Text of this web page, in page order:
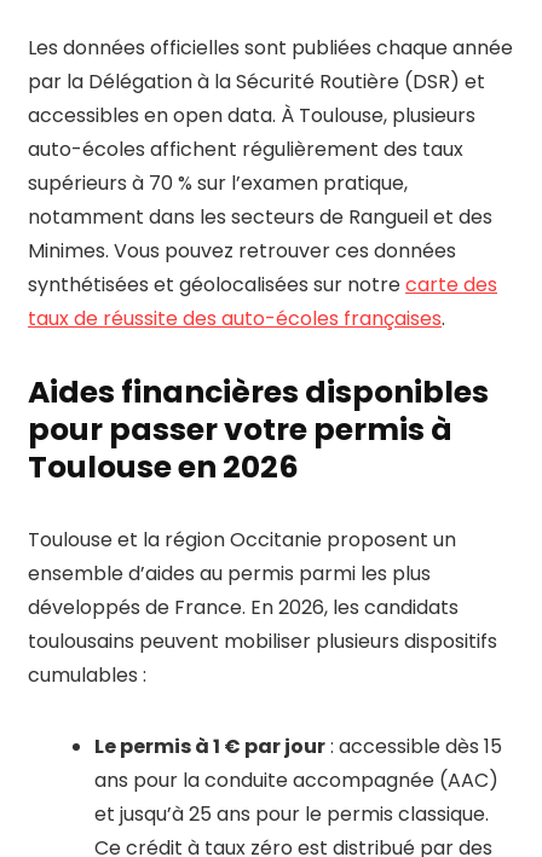
Les données officielles sont publiées chaque année
par la Délégation à la Sécurité Routière (DSR) et
accessibles en open data. À Toulouse, plusieurs
auto-écoles affichent régulièrement des taux
supérieurs à 70 % sur l’examen pratique,
notamment dans les secteurs de Rangueil et des
Minimes. Vous pouvez retrouver ces données
synthétisées et géolocalisées sur notrecarte des
taux de réussite des auto-écoles françaises.
Aides financières disponibles
pour passer votre permis à
Toulouse en 2026
Toulouse et la région Occitanie proposent un
ensemble d’aides au permis parmi les plus
développés de France. En 2026, les candidats
toulousains peuvent mobiliser plusieurs dispositifs
cumulables :
Le permis à 1 € par jour: accessible dès 15
ans pour la conduite accompagnée (AAC)
et jusqu’à 25 ans pour le permis classique.
Ce crédit à taux zéro est distribué par des